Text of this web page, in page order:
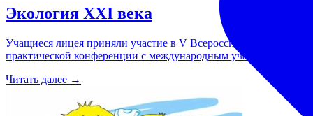
Экология XXI века
Учащиеся лицея приняли участие в V Всероссийской научно-
практической конференции с международным участием
Читать далее →